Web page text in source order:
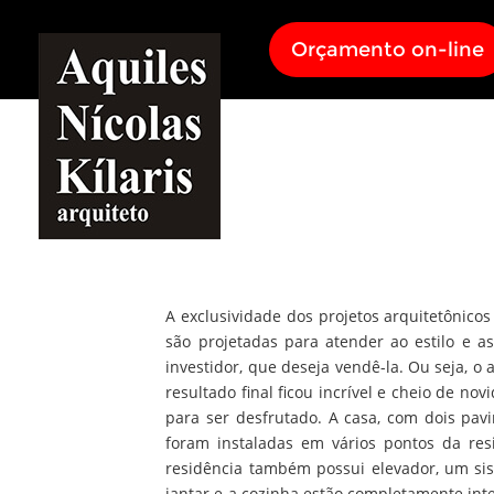
Orçamento on-line
A exclusividade dos projetos
são projetadas para atender ao estilo e
investidor, que deseja vendê-la. Ou seja,
resultado final ficou incrível e cheio de
para ser desfrutado. A casa, com dois
foram instaladas em vários pontos da
residência também possui elevador, um